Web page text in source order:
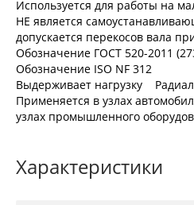
Используется для работы на
НЕ является
допускается перекосов вала
Обозначение ГОСТ 520-2011
Обозначение ISO NF 312
Выдерживает нагрузку
Применяется в узлах
узлах промышленного
Характеристики